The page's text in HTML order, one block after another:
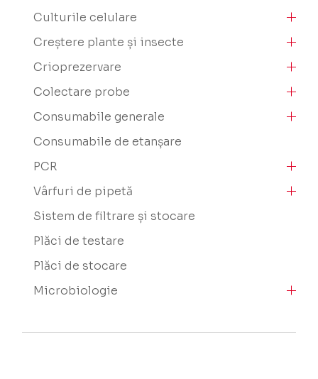
Culturile celulare
Creștere plante și insecte
Crioprezervare
Colectare probe
Consumabile generale
Consumabile de etanșare
PCR
Vârfuri de pipetă
Sistem de filtrare și stocare
Plăci de testare
Plăci de stocare
Microbiologie